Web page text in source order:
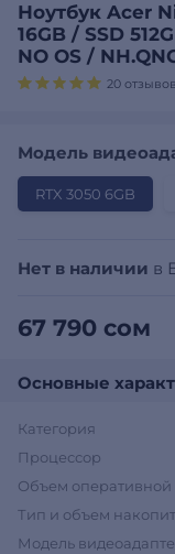
Ноутбук Acer
16GB / SSD
NO OS /
20 отзывов
Модель
RTX 3050 6GB
Нет в наличии в
67 790 сом
Основные
Категория
Процессор
Объем оперативной
Тип и объем
Модель